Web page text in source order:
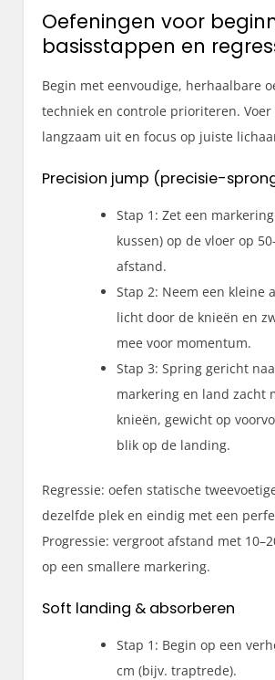
Oefeningen voor
basisstappen en
Begin met eenvoudige, herhaalbare
techniek en controle prioriteren.
langzaam uit en focus op juiste
Precision jump (precisie-
Stap 1: Zet een
kussen) op de vloer op
afstand.
Stap 2: Neem een kleine
licht door de knieën en
mee voor momentum.
Stap 3: Spring gericht
markering en land zacht
knieën, gewicht op
blik op de landing.
Regressie: oefen statische
dezelfde plek en eindig met een
Progressie: vergroot afstand met
op een smallere markering.
Soft landing & absorberen
Stap 1: Begin op een
cm (bijv. traptrede).